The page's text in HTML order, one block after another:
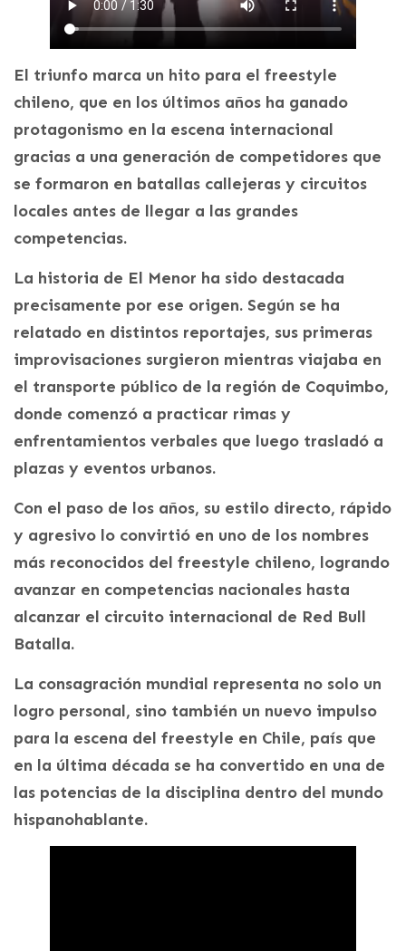
El triunfo marca un hito para el freestyle
chileno, que en los últimos años ha ganado
protagonismo en la escena internacional
gracias a una generación de competidores que
se formaron en batallas callejeras y circuitos
locales antes de llegar a las grandes
competencias.
La historia de El Menor ha sido destacada
precisamente por ese origen. Según se ha
relatado en distintos reportajes, sus primeras
improvisaciones surgieron mientras viajaba en
el transporte público de la región de Coquimbo,
donde comenzó a practicar rimas y
enfrentamientos verbales que luego trasladó a
plazas y eventos urbanos.
Con el paso de los años, su estilo directo, rápido
y agresivo lo convirtió en uno de los nombres
más reconocidos del freestyle chileno, logrando
avanzar en competencias nacionales hasta
alcanzar el circuito internacional de Red Bull
Batalla.
La consagración mundial representa no solo un
logro personal, sino también un nuevo impulso
para la escena del freestyle en Chile, país que
en la última década se ha convertido en una de
las potencias de la disciplina dentro del mundo
hispanohablante.